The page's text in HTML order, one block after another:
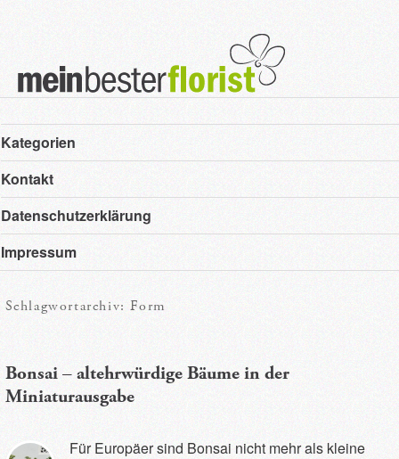
Hauptmenü
Zum
primären
Inhalt
springen
Zum
sekundären
Inhalt
springen
Kategorien
Kontakt
Datenschutzerklärung
Impressum
Schlagwortarchiv:Form
Bonsai – altehrwürdige Bäume in der
Miniaturausgabe
Für Europäer sind Bonsai nicht mehr als kleine